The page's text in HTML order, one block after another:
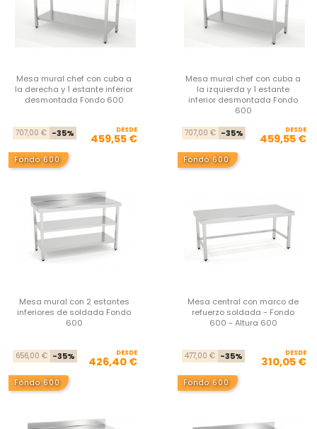
Mesa mural chef con cuba a
la derecha y 1 estante inferior
desmontada Fondo 600
Precio base
707,00 € -35% Precio
DESDE
459,55 €
Mesa mural chef con cuba a
la izquierda y 1 estante
inferior desmontada Fondo
600
707,00 € -35% DESDE
459,55 €
Fondo 600
Mesa mural con 2 estantes
inferiores de soldada Fondo
600
Precio base
656,00 € -35% Precio
DESDE
426,40 €
Fondo 600
Mesa central con marco de
refuerzo soldada - Fondo
600 - Altura 600
477,00 € -35% DESDE
310,05 €
Fondo 600 Fondo 600